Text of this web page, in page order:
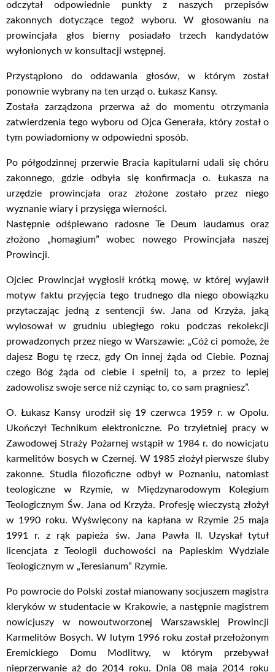
odczytał odpowiednie punkty z naszych przepisów
zakonnych dotyczące tegoż wyboru. W głosowaniu na
prowincjała głos bierny posiadało trzech kandydatów
wyłonionych w konsultacji wstępnej.
Przystąpiono do oddawania głosów, w którym został
ponownie wybrany na ten urząd o. Łukasz Kansy.
Została zarządzona przerwa aż do momentu otrzymania
zatwierdzenia tego wyboru od Ojca Generała, który został o
tym powiadomiony w odpowiedni sposób.
Po półgodzinnej przerwie Bracia kapitularni udali się chóru
zakonnego, gdzie odbyła się konfirmacja o. Łukasza na
urzędzie prowincjała oraz złożone zostało przez niego
wyznanie wiary i przysięga wierności.
Następnie odśpiewano radosne Te Deum laudamus oraz
złożono „homagium” wobec nowego Prowincjała naszej
Prowincji.
Ojciec Prowincjał wygłosił krótką mowę, w której wyjawił
motyw faktu przyjęcia tego trudnego dla niego obowiązku
przytaczając jedną z sentencji św. Jana od Krzyża, jaką
wylosował w grudniu ubiegłego roku podczas rekolekcji
prowadzonych przez niego w Warszawie: „Cóż ci pomoże, że
dajesz Bogu tę rzecz, gdy On innej żąda od Ciebie. Poznaj
czego Bóg żąda od ciebie i spełnij to, a przez to lepiej
zadowolisz swoje serce niż czyniąc to, co sam pragniesz”.
O. Łukasz Kansy urodził się 19 czerwca 1959 r. w Opolu.
Ukończył Technikum elektroniczne. Po trzyletniej pracy w
Zawodowej Straży Pożarnej wstąpił w 1984 r. do nowicjatu
karmelitów bosych w Czernej. W 1985 złożył pierwsze śluby
zakonne. Studia filozoficzne odbył w Poznaniu, natomiast
teologiczne w Rzymie, w Międzynarodowym Kolegium
Teologicznym Św. Jana od Krzyża. Profesję wieczystą złożył
w 1990 roku. Wyświęcony na kapłana w Rzymie 25 maja
1991 r. z rąk papieża św. Jana Pawła II. Uzyskał tytuł
licencjata z Teologii duchowości na Papieskim Wydziale
Teologicznym w „Teresianum” Rzymie.
Po powrocie do Polski został mianowany socjuszem magistra
kleryków w studentacie w Krakowie, a następnie magistrem
nowicjuszy w nowoutworzonej Warszawskiej Prowincji
Karmelitów Bosych. W lutym 1996 roku został przełożonym
Eremickiego Domu Modlitwy, w którym przebywał
nieprzerwanie aż do 2014 roku. Dnia 08 maja 2014 roku